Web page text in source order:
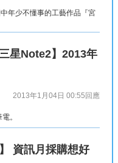
年少不懂事的工藝作品『宮
星Note2】2013年
2013年1月04日 00:55 回應
。
資訊月採購想好